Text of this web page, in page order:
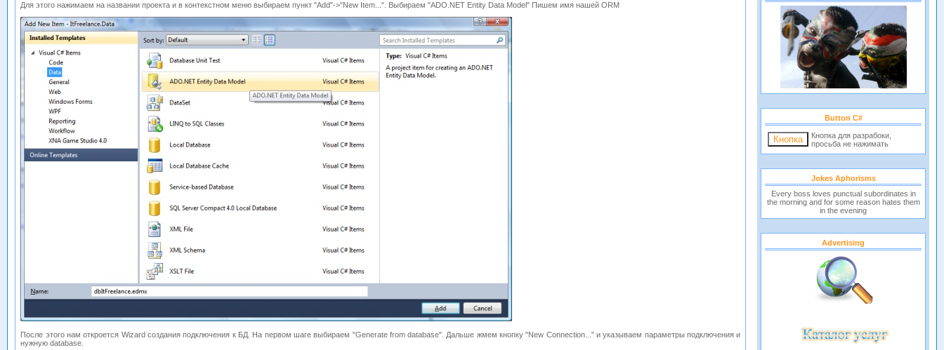
Button C#
Кнопка для разрабоки,
просьба не нажимать
Jokes Aphorisms
Every boss loves punctual subordinates in
the morning and for some reason hates them
in the evening
Advertising
Для этого нажимаем на названии проекта и в контекстном меню выбираем пункт "Add"->"New Item...". Выбираем "ADO.NET Entity Data Model" Пишем имя нашей ORM
После этого нам откроется Wizard создания подключения к БД. На первом шаге выбираем "Generate from database". Дальше жмем кнопку "New Connection..." и указываем параметры подключения и
нужную database.